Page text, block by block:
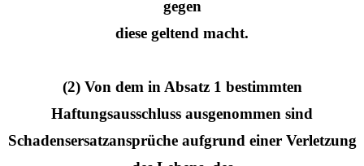
gegen
diese geltend macht.
(2) Von dem in Absatz 1 bestimmten
Haftungsausschluss ausgenommen sind
Schadensersatzansprüche aufgrund einer Verletzung